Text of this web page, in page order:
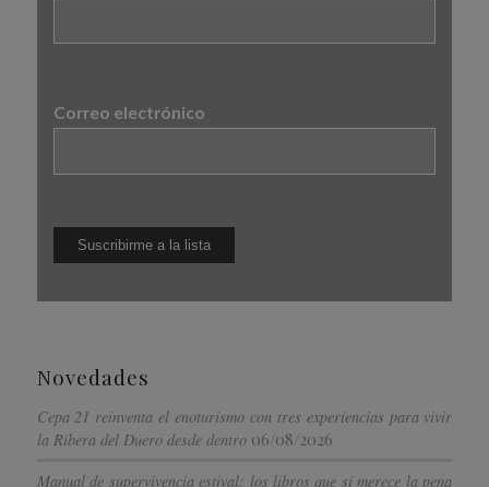
Correo electrónico
Novedades
Cepa 21 reinventa el enoturismo con tres experiencias para vivir
la Ribera del Duero desde dentro 06/08/2026
Manual de supervivencia estival: los libros que sí merece la pena